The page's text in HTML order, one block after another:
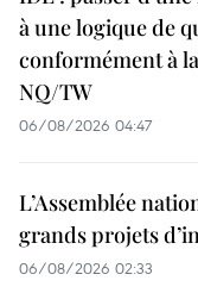
à une logique de
conformément à
NQ/TW
06/08/2026 04:47
L’Assemblée
grands projets
06/08/2026 02:33